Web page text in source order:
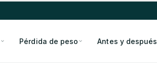
Pérdida de peso Antes y después